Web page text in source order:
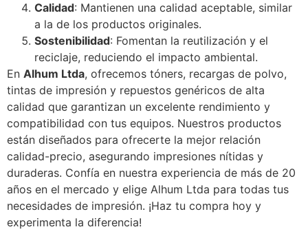
Calidad: Mantienen una calidad aceptable, similar
a la de los productos originales.
Sostenibilidad: Fomentan la reutilización y el
reciclaje, reduciendo el impacto ambiental.
En Alhum Ltda, ofrecemos tóners, recargas de polvo,
tintas de impresión y repuestos genéricos de alta
calidad que garantizan un excelente rendimiento y
compatibilidad con tus equipos. Nuestros productos
están diseñados para ofrecerte la mejor relación
calidad-precio, asegurando impresiones nítidas y
duraderas. Confía en nuestra experiencia de más de 20
años en el mercado y elige Alhum Ltda para todas tus
necesidades de impresión. ¡Haz tu compra hoy y
experimenta la diferencia!